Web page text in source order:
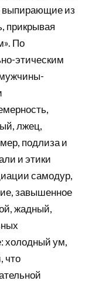
выпирающие из
прикрывая
По
этическим
лжец,
подлиза и
и этики
самодур,
завышенное
жадный,
холодный ум,
что